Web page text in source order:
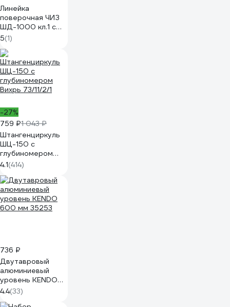
Линейка
поверочная ЧИЗ
ШД-1000 кл.1 с
поверкой (ГРСИ №
76862-19) 420458
5(1)
-27%
759 ₽1 043 ₽
Штангенциркуль
ШЦ-150 с
глубиномером
Вихрь 73/11/2/1
4.1(414)
736 ₽
Двутавровый
алюминиевый
уровень KENDO
600 мм 35253
4.4(33)